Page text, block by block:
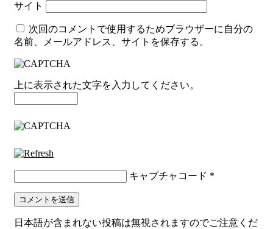
サイト
次回のコメントで使用するためブラウザーに自分の
名前、メールアドレス、サイトを保存する。
上に表示された文字を入力してください。
キャプチャコード *
日本語が含まれない投稿は無視されますのでご注意くだ